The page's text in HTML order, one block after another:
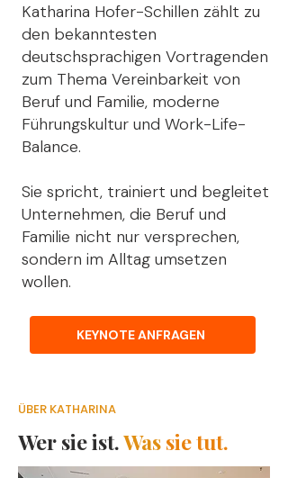
Katharina Hofer-Schillen zählt zu
den bekanntesten
deutschsprachigen Vortragenden
zum Thema Vereinbarkeit von
Beruf und Familie, moderne
Führungskultur und Work-Life-
Balance.
Sie spricht, trainiert und begleitet
Unternehmen, die Beruf und
Familie nicht nur versprechen,
sondern im Alltag umsetzen
wollen.
KEYNOTE ANFRAGEN
ÜBER KATHARINA
Wer sie ist.Wassie tut.